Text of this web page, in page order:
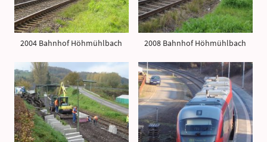
2004 Bahnhof Höhmühlbach 2008 Bahnhof Höhmühlbach